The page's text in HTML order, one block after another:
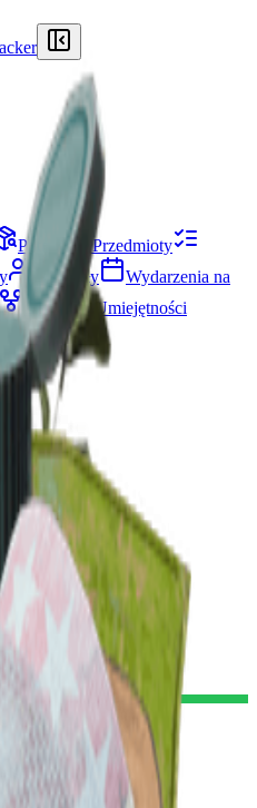
Potrzebne Przedmioty
Oddziały
Wydarzenia na
Drzewko Umiejętności
Dziewanna